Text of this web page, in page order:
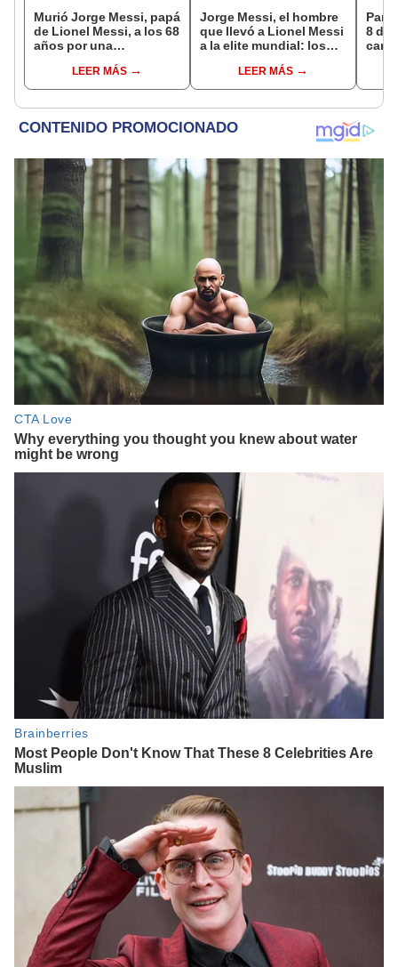
Murió Jorge Messi, papá
de Lionel Messi, a los 68
años por una
LEER MÁS
Jorge Messi, el hombre
que llevó a Lionel Messi
a la elite mundial: los
carrera de su hijo
LEER MÁS
8 de